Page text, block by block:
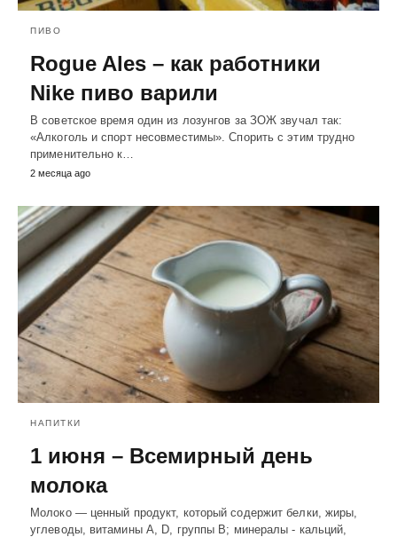
ПИВО
Rogue Ales – как работники
Nike пиво варили
В советское время один из лозунгов за ЗОЖ звучал так:
«Алкоголь и спорт несовместимы». Спорить с этим трудно
применительно к…
2 месяца ago
НАПИТКИ
1 июня – Всемирный день
молока
Молоко — ценный продукт, который содержит белки, жиры,
углеводы, витамины A, D, группы B; минералы - кальций,